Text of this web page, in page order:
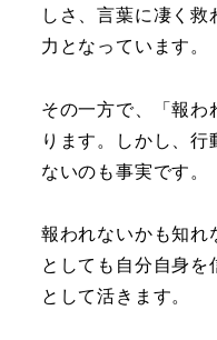
しさ、言葉に凄く
力となっています。
その一方で、「報
ります。しかし、
ないのも事実です。
報われないかも知れ
としても自分自身
として活きます。